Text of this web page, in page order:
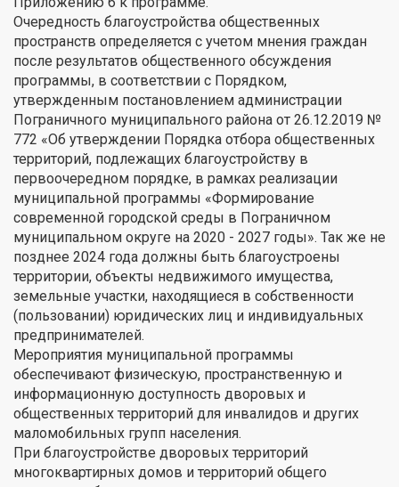
Очередность благоустройства общественных
пространств определяется с учетом мнения граждан
после результатов общественного обсуждения
программы, в соответствии с Порядком,
утвержденным постановлением администрации
Пограничного муниципального района от 26.12.2019 №
772 «Об утверждении Порядка отбора общественных
территорий, подлежащих благоустройству в
первоочередном порядке, в рамках реализации
муниципальной программы «Формирование
современной городской среды в Пограничном
муниципальном округе на 2020 - 2027 годы». Так же не
позднее 2024 года должны быть благоустроены
территории, объекты недвижимого имущества,
земельные участки, находящиеся в собственности
(пользовании) юридических лиц и индивидуальных
предпринимателей.
Мероприятия муниципальной программы
обеспечивают физическую, пространственную и
информационную доступность дворовых и
общественных территорий для инвалидов и других
маломобильных групп населения.
При благоустройстве дворовых территорий
многоквартирных домов и территорий общего